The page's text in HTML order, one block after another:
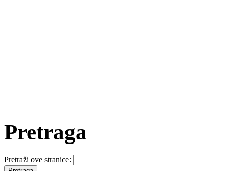
Pretraga
Pretraži ove stranice: